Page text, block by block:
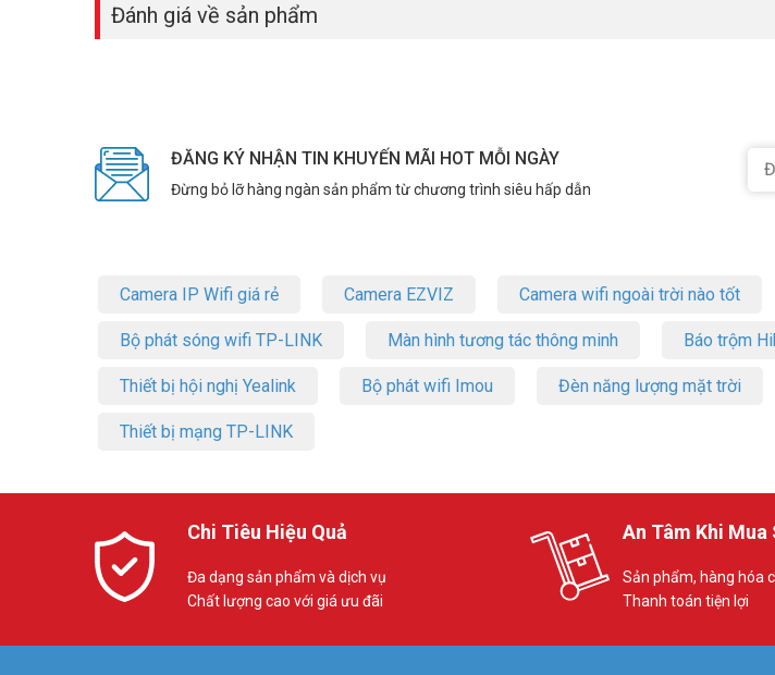
Đánh giá về sản phẩm
ĐĂNG KÝ NHẬN TIN KHUYẾN MÃI HOT MỖI NGÀY
Đừng bỏ lỡ hàng ngàn sản phẩm từ chương trình siêu hấp dẫn
Camera IP Wifi giá rẻ Camera EZVIZ Camera wifi ngoài trời nào tốt
Bộ phát sóng wifi TP-LINK Màn hình tương tác thông minh Báo trộm
Thiết bị hội nghị Yealink Bộ phát wifi Imou Đèn năng lượng mặt trời
Thiết bị mạng TP-LINK
Chi Tiêu Hiệu Quả
Đa dạng sản phẩm và dịch vụ
Chất lượng cao với giá ưu đãi
An Tâm Khi Mua
Sản phẩm, hàng hóa
Thanh toán tiện lợi